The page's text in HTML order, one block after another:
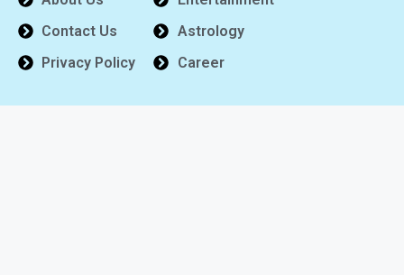
Contact Us
Privacy Policy
Astrology
Career